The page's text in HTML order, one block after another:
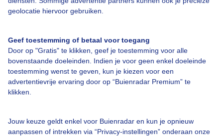
geolocatie hiervoor gebruiken.
Geef toestemming of betaal voor toegang
Door op "Gratis" te klikken, geef je toestemming voor alle
bovenstaande doeleinden. Indien je voor geen enkel doeleinde
toestemming wenst te geven, kun je kiezen voor een
advertentievrije ervaring door op “Buienradar Premium” te
klikken.
Jouw keuze geldt enkel voor Buienradar en kun je opnieuw
aanpassen of intrekken via “Privacy-instellingen” onderaan onze
Bedrijfsgegevens
Veelgestelde vragen
Contact
Adverteren